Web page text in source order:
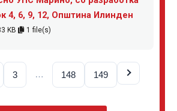
4, 6, 9, 12, Општина Илинден
KB 1 file(s)
3 … 148 149